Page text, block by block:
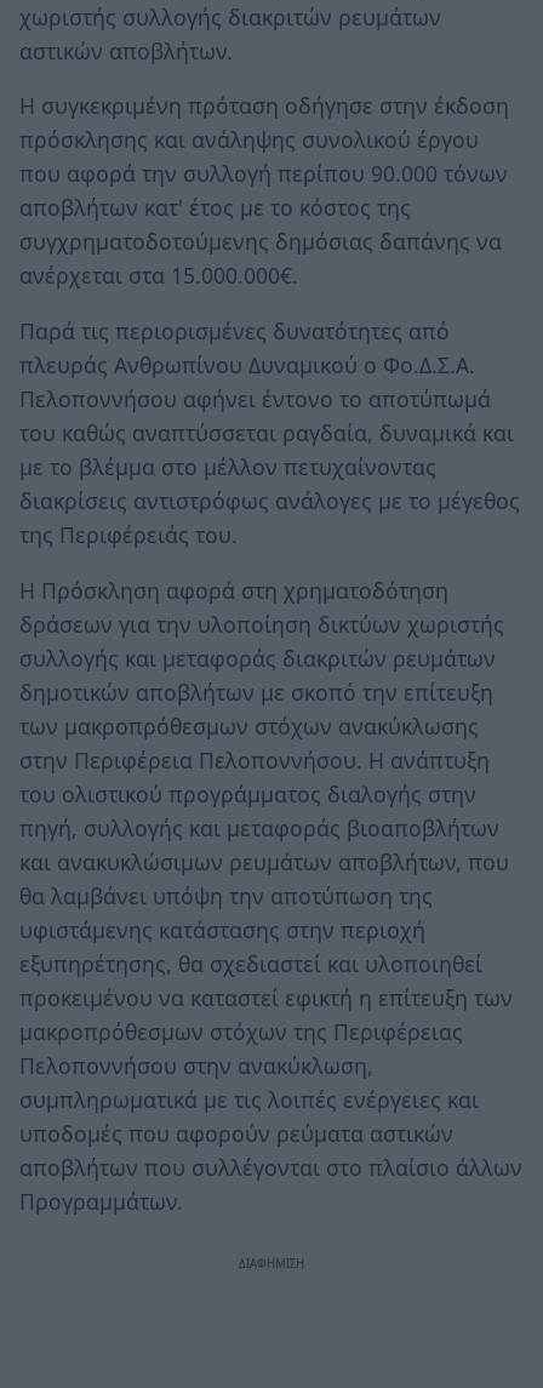
χωριστής συλλογής διακριτών ρευμάτων
αστικών αποβλήτων.
Η συγκεκριμένη πρόταση οδήγησε στην έκδοση
πρόσκλησης και ανάληψης συνολικού έργου
που αφορά την συλλογή περίπου 90.000 τόνων
αποβλήτων κατ' έτος με το κόστος της
συγχρηματοδοτούμενης δημόσιας δαπάνης να
ανέρχεται στα 15.000.000€.
Παρά τις περιορισμένες δυνατότητες από
πλευράς Ανθρωπίνου Δυναμικού ο Φο.Δ.Σ.Α.
Πελοποννήσου αφήνει έντονο το αποτύπωμά
του καθώς αναπτύσσεται ραγδαία, δυναμικά και
με το βλέμμα στο μέλλον πετυχαίνοντας
διακρίσεις αντιστρόφως ανάλογες με το μέγεθος
της Περιφέρειάς του.
Η Πρόσκληση αφορά στη χρηματοδότηση
δράσεων για την υλοποίηση δικτύων χωριστής
συλλογής και μεταφοράς διακριτών ρευμάτων
δημοτικών αποβλήτων με σκοπό την επίτευξη
των μακροπρόθεσμων στόχων ανακύκλωσης
στην Περιφέρεια Πελοποννήσου. Η ανάπτυξη
του ολιστικού προγράμματος διαλογής στην
πηγή, συλλογής και μεταφοράς βιοαποβλήτων
και ανακυκλώσιμων ρευμάτων αποβλήτων, που
θα λαμβάνει υπόψη την αποτύπωση της
υφιστάμενης κατάστασης στην περιοχή
εξυπηρέτησης, θα σχεδιαστεί και υλοποιηθεί
προκειμένου να καταστεί εφικτή η επίτευξη των
μακροπρόθεσμων στόχων της Περιφέρειας
Πελοποννήσου στην ανακύκλωση,
συμπληρωματικά με τις λοιπές ενέργειες και
υποδομές που αφορούν ρεύματα αστικών
αποβλήτων που συλλέγονται στο πλαίσιο άλλων
Προγραμμάτων.